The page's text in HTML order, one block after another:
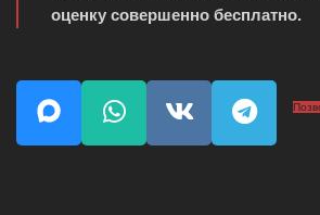
оценку совершенно бесплатно.